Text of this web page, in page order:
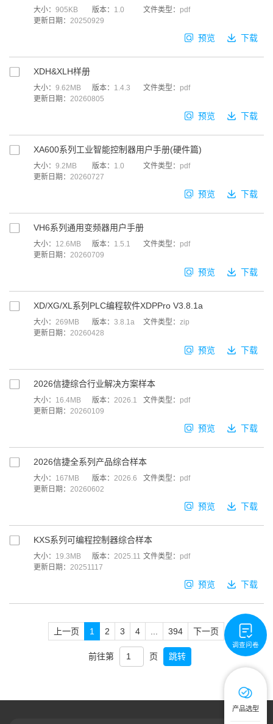
预览 下载
大小： 905KB 版本： 1.0 文件类型： pdf
更新日期： 20250929
预览 下载
XDH&XLH样册
大小： 9.62MB 版本： 1.4.3 文件类型： pdf
更新日期： 20260805
预览 下载
XA600系列工业智能控制器用户手册(硬件篇)
大小： 9.2MB 版本： 1.0 文件类型： pdf
更新日期： 20260727
预览 下载
VH6系列通用变频器用户手册
大小： 12.6MB 版本： 1.5.1 文件类型： pdf
更新日期： 20260709
预览 下载
XD/XG/XL系列PLC编程软件XDPPro V3.8.1a
大小： 269MB 版本： 3.8.1a 文件类型： zip
更新日期： 20260428
预览 下载
2026信捷综合行业解决方案样本
大小： 16.4MB 版本： 2026.1 文件类型： pdf
更新日期： 20260109
预览 下载
2026信捷全系列产品综合样本
大小： 167MB 版本： 2026.6 文件类型： pdf
更新日期： 20260602
预览 下载
KXS系列可编程控制器综合样本
大小： 19.3MB 版本： 2025.11 文件类型： pdf
更新日期： 20251117
上一页 1 2 3 4 394 下一页
前往第 页 跳转
调查问卷
产品选型